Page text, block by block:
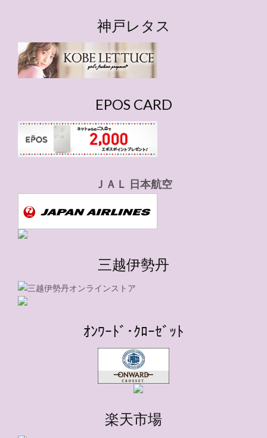
ー
神戸レタス
EPOS CARD
ＪＡＬ 日本航空
三越伊勢丹
ｵﾝﾜｰﾄﾞ･ｸﾛｰｾﾞｯﾄ
楽天市場